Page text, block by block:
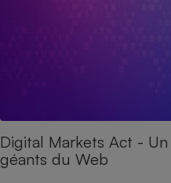
Digital Markets Act -
géants du Web